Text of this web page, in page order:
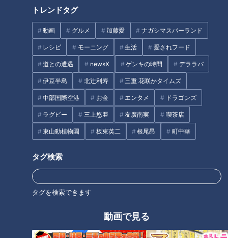
トレンドタグ
動画 グルメ 加藤愛 ナガシマスパーランド
レシピ モーニング 生活 愛されフード
道との遭遇 newsX ゲンキの時間 デララバ
伊豆半島 北辻利寿 三重 花咲かタイムズ
中部国際空港 お金 エンタメ ドラゴンズ
ラグビー 三上悠亜 友廣南実 喫茶店
東山動植物園 板東英二 根尾昂 町中華
タグ検索
タグを検索できます
動画で見る
歳をとって気になる身体の変化
最新研究で改善！睡眠のお悩み
健康 ゲンキの時間 坂下千里子 石丸幹二
オススメ関連コンテンツ
必見！今、あなたに足りていな
～美味しい！新鮮！栄養満点！
～家庭菜園で健康ライフ